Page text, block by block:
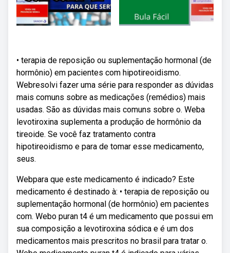
• terapia de reposição ou suplementação hormonal (de
hormônio) em pacientes com hipotireoidismo.
Webresolvi fazer uma série para responder as dúvidas
mais comuns sobre as medicações (remédios) mais
usadas. São as dúvidas mais comuns sobre o. Weba
levotiroxina suplementa a produção de hormônio da
tireoide. Se você faz tratamento contra
hipotireoidismo e para de tomar esse medicamento,
seus.
Webpara que este medicamento é indicado? Este
medicamento é destinado à: • terapia de reposição ou
suplementação hormonal (de hormônio) em pacientes
com. Webo puran t4 é um medicamento que possui em
sua composição a levotiroxina sódica e é um dos
medicamentos mais prescritos no brasil para tratar o.